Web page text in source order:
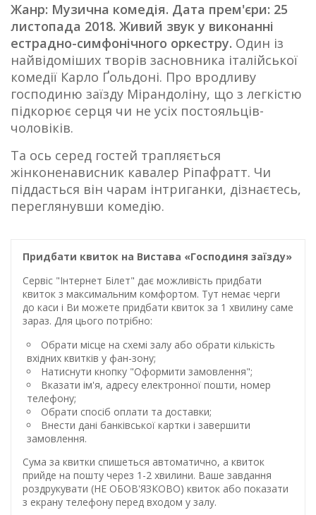
Жанр: Музична комедія. Дата прем'єри: 25
листопада 2018. Живий звук у виконанні
естрадно-симфонічного оркестру. Один із
найвідоміших творів засновника італійської
комедії Карло Ґольдоні. Про вродливу
господиню заїзду Мірандоліну, що з легкістю
підкорює серця чи не усіх постояльців-
чоловіків.
Та ось серед гостей трапляється
жінконенависник кавалер Ріпафратт. Чи
піддасться він чарам інтриганки, дізнаєтесь,
переглянувши комедію.
Придбати квиток на Вистава «Господиня заїзду»
Сервіс "Інтернет Білет" дає можливість придбати
квиток з максимальним комфортом. Тут немає черги
до каси і Ви можете придбати квиток за 1 хвилину саме
зараз. Для цього потрібно:
Обрати місце на схемі залу або обрати кількість
вхідних квитків у фан-зону;
Натиснути кнопку "Оформити замовлення";
Вказати ім'я, адресу електронної пошти, номер
телефону;
Обрати спосіб оплати та доставки;
Внести дані банківської картки і завершити
замовлення.
Сума за квитки спишеться автоматично, а квиток
прийде на пошту через 1-2 хвилини. Ваше завдання
роздрукувати (НЕ ОБОВ'ЯЗКОВО) квиток або показати
з екрану телефону перед входом у залу.